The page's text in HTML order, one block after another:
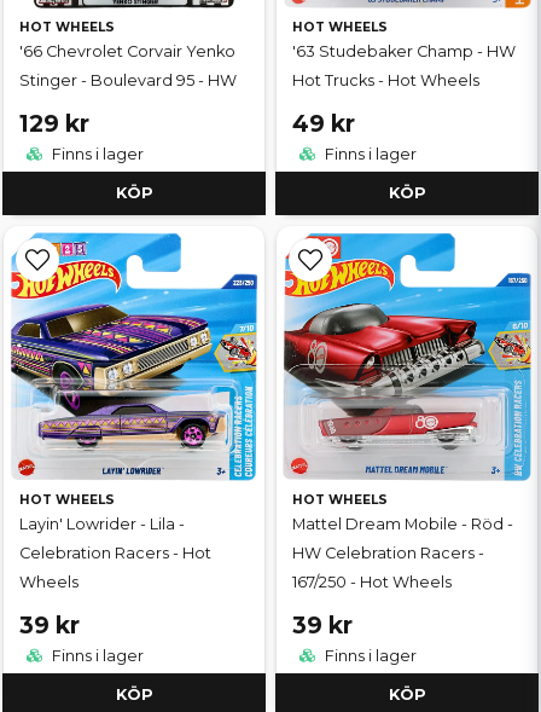
HOT WHEELS
'66 Chevrolet Corvair Yenko
Stinger - Boulevard 95 - HW
129 kr
Finns i lager
KÖP
HOT WHEELS
'63 Studebaker Champ - HW
Hot Trucks - Hot Wheels
49 kr
Finns i lager
KÖP
HOT WHEELS
Layin' Lowrider - Lila -
Celebration Racers - Hot
Wheels
39 kr
Finns i lager
KÖP
HOT WHEELS
Mattel Dream Mobile - Röd -
HW Celebration Racers -
167/250 - Hot Wheels
39 kr
Finns i lager
KÖP